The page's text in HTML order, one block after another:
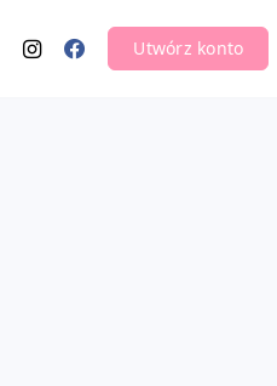
Utwórz konto